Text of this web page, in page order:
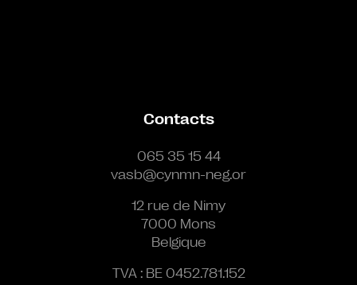
Contacts
065 35 15 44
vasb@cynmn-neg.or
12 rue de Nimy
7000 Mons
Belgique
TVA : BE 0452.781.152